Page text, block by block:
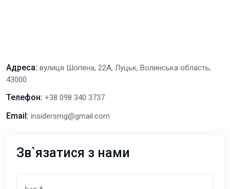
Адреса: вулиця Шопена, 22А, Луцьк, Волинська область,
43000
Телефон: +38 098 340 3737
Email: insidersmg@gmail.com
Зв`язатися з нами